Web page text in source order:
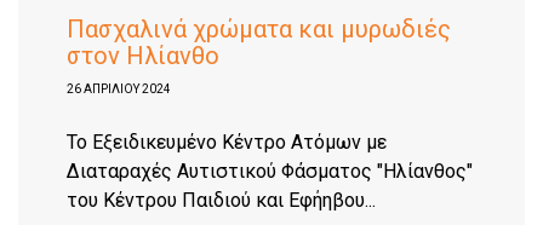
Πασχαλινά χρώματα και μυρωδιές
στον Ηλίανθο
26 ΑΠΡΙΛΊΟΥ 2024
To Eξειδικευμένο Κέντρο Ατόμων με
Διαταραχές Αυτιστικού Φάσματος "Ηλίανθος"
του Κέντρου Παιδιού και Εφήηβου...